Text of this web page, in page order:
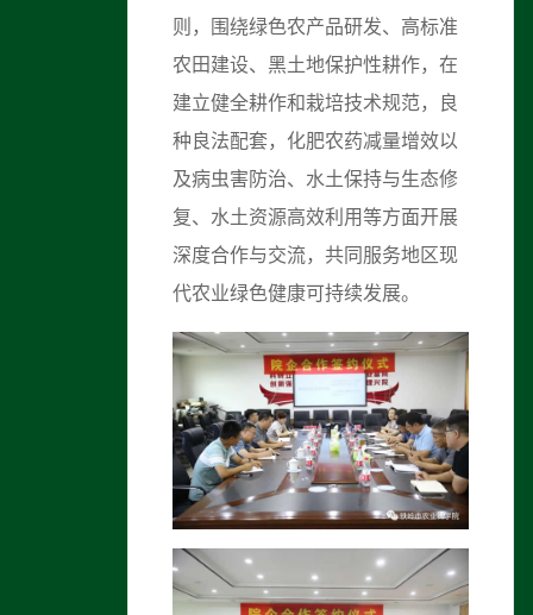
则，围绕绿色农产品研发、高标准
农田建设、黑土地保护性耕作，在
建立健全耕作和栽培技术规范，良
种良法配套，化肥农药减量增效以
及病虫害防治、水土保持与生态修
复、水土资源高效利用等方面开展
深度合作与交流，共同服务地区现
代农业绿色健康可持续发展。